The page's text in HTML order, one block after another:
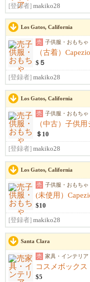
[登録者] makiko28
Los Gatos, California
売 子供服・おもちゃ
（古着）
$５
[登録者] makiko28
Los Gatos, California
売 子供服・おもちゃ
（中古）子供
＄10
[登録者] makiko28
Los Gatos, California
売 子供服・おもちゃ
(未使用）
$10
[登録者] makiko28
Santa Clara
売 家具・インテリア
コスメボックス
$5